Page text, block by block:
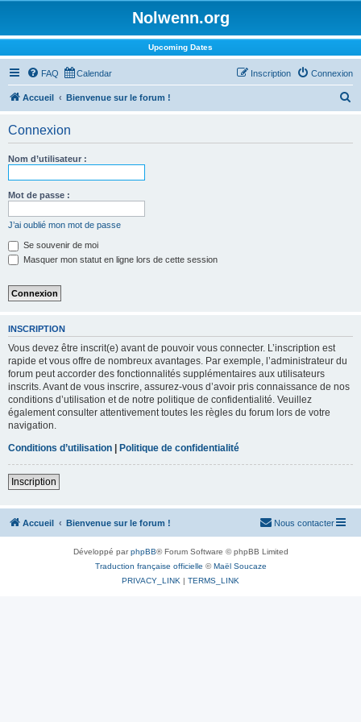
Nolwenn.org
Upcoming Dates
FAQ Calendar Connexion
Inscription
Accueil Bienvenue sur le forum !
Connexion
Nom d’utilisateur :
Mot de passe :
J’ai oublié mon mot de passe
Se souvenir de moi
Masquer mon statut en ligne lors de cette session
INSCRIPTION
Vous devez être inscrit(e) avant de pouvoir vous connecter. L’inscription est
rapide et vous offre de nombreux avantages. Par exemple, l’administrateur du
forum peut accorder des fonctionnalités supplémentaires aux utilisateurs
inscrits. Avant de vous inscrire, assurez-vous d’avoir pris connaissance de nos
conditions d’utilisation et de notre politique de confidentialité. Veuillez
également consulter attentivement toutes les règles du forum lors de votre
navigation.
Conditions d’utilisation | Politique de confidentialité
Inscription
Accueil Bienvenue sur le forum ! Nous contacter
Développé parphpBB® Forum Software © phpBB Limited
Traduction française officielle ©Maël Soucaze
PRIVACY_LINK | TERMS_LINK